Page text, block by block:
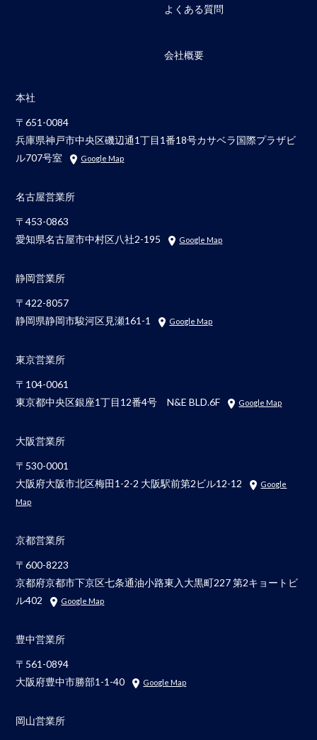
よくある質問
会社概要
本社
〒651-0084
兵庫県神戸市中央区磯辺通1丁目1番18号カサベラ国際プラザビ
ル707号室
Google Map
名古屋営業所
〒453-0863
愛知県名古屋市中村区八社2-195
Google Map
静岡営業所
〒422-8057
静岡県静岡市駿河区見瀬161-1
Google Map
東京営業所
〒104-0061
東京都中央区銀座1丁目12番4号 N&E BLD.6F
Google Map
大阪営業所
〒530-0001
大阪府大阪市北区梅田1-2-2 大阪駅前第2ビル12-12
Google
Map
京都営業所
〒600-8223
京都府京都市下京区七条通油小路東入大黒町227 第2キョートビ
ル402
Google Map
豊中営業所
〒561-0894
大阪府豊中市勝部1-1-40
Google Map
岡山営業所